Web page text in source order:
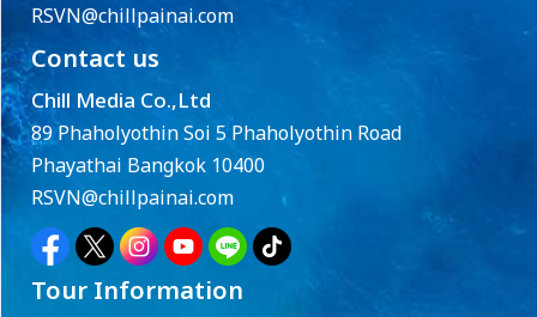
RSVN@chillpainai.com
Contact us
Chill Media Co.,Ltd
89 Phaholyothin Soi 5 Phaholyothin Road
Phayathai Bangkok 10400
RSVN@chillpainai.com
Tour Information